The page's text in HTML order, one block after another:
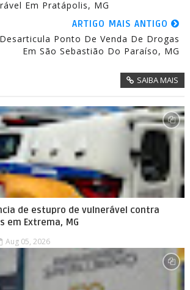
Em Pratápolis, MG
ARTIGO MAIS ANTIGO
Ponto De Venda De Drogas
Em São Sebastião Do Paraíso, MG
SAIBA MAIS
de estupro de vulnerável contra
em Extrema, MG
Aug 05, 2026